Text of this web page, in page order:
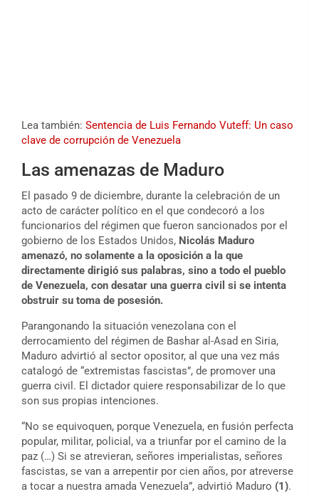
Lea también: Sentencia de Luis Fernando Vuteff: Un caso
clave de corrupción de Venezuela
Las amenazas de Maduro
El pasado 9 de diciembre, durante la celebración de un
acto de carácter político en el que condecoró a los
funcionarios del régimen que fueron sancionados por el
gobierno de los Estados Unidos, Nicolás Maduro
amenazó, no solamente a la oposición a la que
directamente dirigió sus palabras, sino a todo el pueblo
de Venezuela, con desatar una guerra civil si se intenta
obstruir su toma de posesión.
Parangonando la situación venezolana con el
derrocamiento del régimen de Bashar al-Asad en Siria,
Maduro advirtió al sector opositor, al que una vez más
catalogó de “extremistas fascistas”, de promover una
guerra civil. El dictador quiere responsabilizar de lo que
son sus propias intenciones.
“No se equivoquen, porque Venezuela, en fusión perfecta
popular, militar, policial, va a triunfar por el camino de la
paz (…) Si se atrevieran, señores imperialistas, señores
fascistas, se van a arrepentir por cien años, por atreverse
a tocar a nuestra amada Venezuela”, advirtió Maduro (1).